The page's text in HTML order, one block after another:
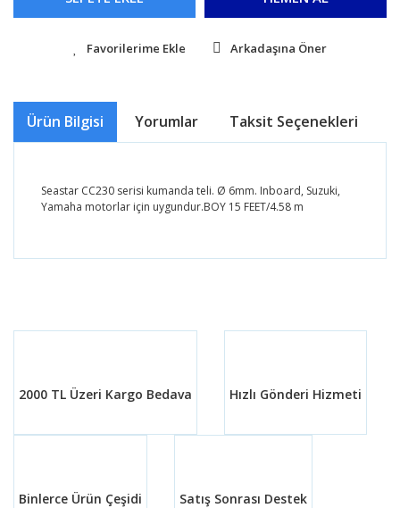
Arkadaşına Öner
Ürün Bilgisi Yorumlar Taksit Seçenekleri
Seastar CC230 serisi kumanda teli. Ø 6mm. Inboard, Suzuki,
Yamaha motorlar için uygundur.BOY 15 FEET/4.58 m
Yorum Yaz
Ürün bilgilerinde hatalar bulunuyor.
2000 TL Üzeri Kargo Bedava Hızlı Gönderi Hizmeti
Binlerce Ürün Çeşidi Satış Sonrası Destek